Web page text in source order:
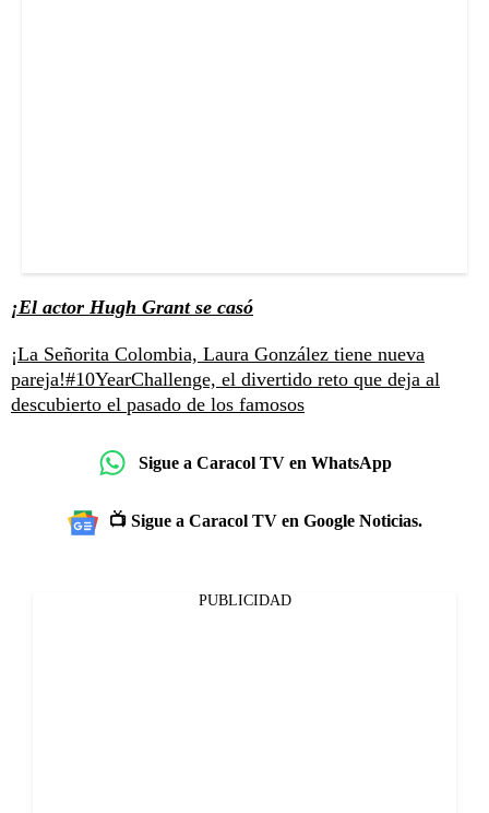
¡El actor Hugh Grant se casó
¡La Señorita Colombia, Laura González tiene nueva
pareja!#10YearChallenge, el divertido reto que deja al
descubierto el pasado de los famosos
Sigue a Caracol TV en WhatsApp
📺 Sigue a Caracol TV en Google Noticias.
PUBLICIDAD